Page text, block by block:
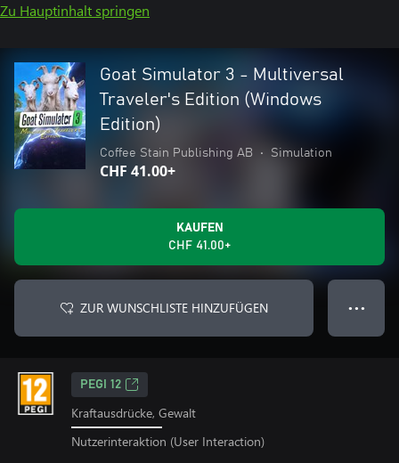
Zu Hauptinhalt springen
Goat Simulator 3 - Multiversal
Traveler's Edition (Windows
Edition)
Coffee Stain Publishing AB • Simulation
CHF 41.00+
KAUFEN
CHF 41.00+
ZUR WUNSCHLISTE HINZUFÜGEN ● ● ●
PEGI 12
Kraftausdrücke, Gewalt
Nutzerinteraktion (User Interaction)